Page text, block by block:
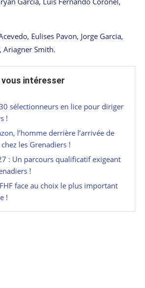
Eulises Pavon, Jorge Garcia,
Ariagner Smith.
intéresser
sélectionneurs en lice pour diriger
!
l’homme derrière l’arrivée de
les Grenadiers !
: Un parcours qualificatif exigeant
!
face au choix le plus important
!